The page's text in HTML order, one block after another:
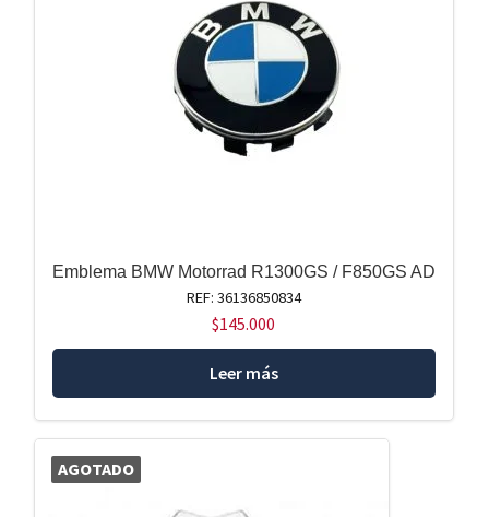
Emblema BMW Motorrad R1300GS / F850GS AD
REF: 36136850834
$145.000
Leer más
AGOTADO